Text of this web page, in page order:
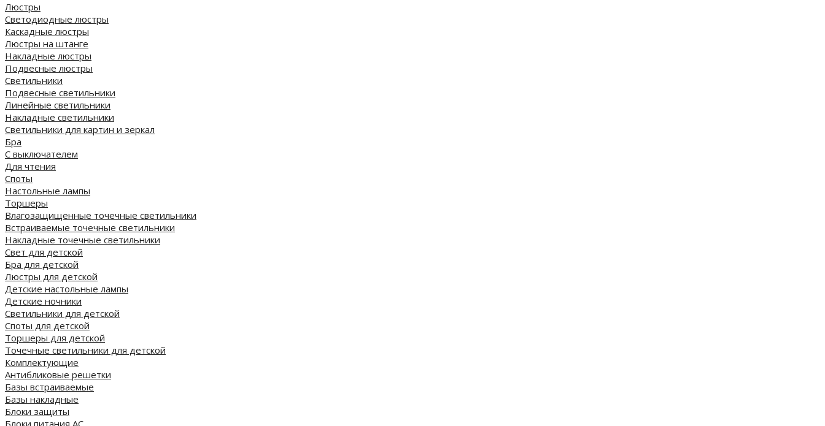
Люстры
Светодиодные люстры
Каскадные люстры
Люстры на штанге
Накладные люстры
Подвесные люстры
Светильники
Подвесные светильники
Линейные светильники
Накладные светильники
Светильники для картин и зеркал
Бра
С выключателем
Для чтения
Споты
Настольные лампы
Торшеры
Влагозащищенные точечные светильники
Встраиваемые точечные светильники
Накладные точечные светильники
Свет для детской
Бра для детской
Люстры для детской
Детские настольные лампы
Детские ночники
Светильники для детской
Споты для детской
Торшеры для детской
Точечные светильники для детской
Комплектующие
Антибликовые решетки
Базы встраиваемые
Базы накладные
Блоки защиты
Блоки питания AC